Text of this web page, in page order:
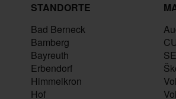
STANDORTE
Bad Berneck
Bamberg
Bayreuth
Erbendorf
Himmelkron
Hof